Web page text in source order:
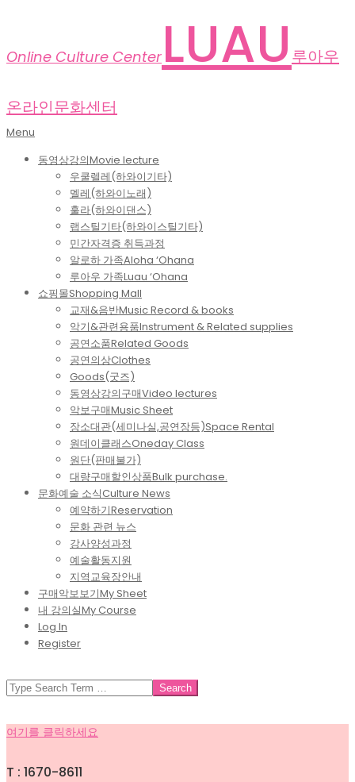
Online Culture Center LUAU 루아우
온라인문화센터
Primary
Menu
Menu
동영상강의Movie lecture
우쿨렐레(하와이기타)
멜레(하와이노래)
훌라(하와이댄스)
랩스틸기타(하와이스틸기타)
민간자격증 취득과정
알로하 가족Aloha ‘Ohana
루아우 가족Luau ‘Ohana
쇼핑몰Shopping Mall
교재&음반Music Record & books
악기&관련용품Instrument & Related supplies
공연소품Related Goods
공연의상Clothes
Goods(굿즈)
동영상강의구매Video lectures
악보구매Music Sheet
장소대관(세미나실,공연장등)Space Rental
원데이클래스Oneday Class
원단(판매불가)
대량구매할인상품Bulk purchase.
문화예술 소식Culture News
예약하기Reservation
문화 관련 뉴스
강사양성과정
예술활동지원
지역교육장안내
구매악보보기My Sheet
내 강의실My Course
Log In
Register
SEARCH
여기를 클릭하세요
T : 1670-8611